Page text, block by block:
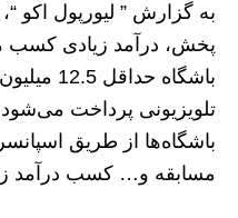
به گزارش ” لیورپول اکو
پخش، درآمد زیادی کسب
باشگاه
تلویزیونی پرداخت
باشگاه‌ها از طریق
مسابقه و… کسب درآمد